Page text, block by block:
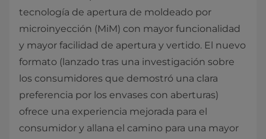
tecnología de apertura de moldeado por
microinyección (MiM) con mayor funcionalidad
y mayor facilidad de apertura y vertido. El nuevo
formato (lanzado tras una investigación sobre
los consumidores que demostró una clara
preferencia por los envases con aberturas)
ofrece una experiencia mejorada para el
consumidor y allana el camino para una mayor